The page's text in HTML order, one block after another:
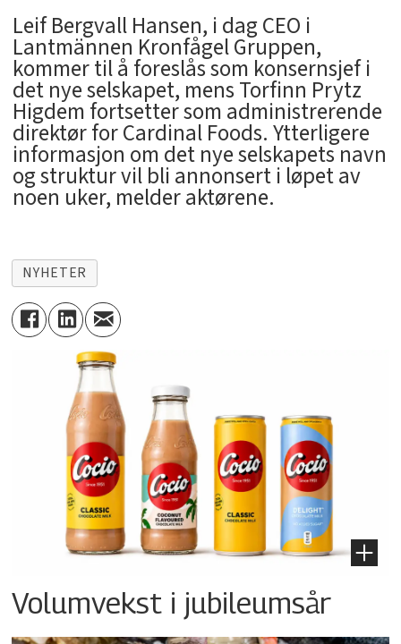
Leif Bergvall Hansen, i dag CEO i
Lantmännen Kronfågel Gruppen,
kommer til å foreslås som konsernsjef i
det nye selskapet, mens Torfinn Prytz
Higdem fortsetter som administrerende
direktør for Cardinal Foods. Ytterligere
informasjon om det nye selskapets navn
og struktur vil bli annonsert i løpet av
noen uker, melder aktørene.
NYHETER
Volumvekst i jubileumsår